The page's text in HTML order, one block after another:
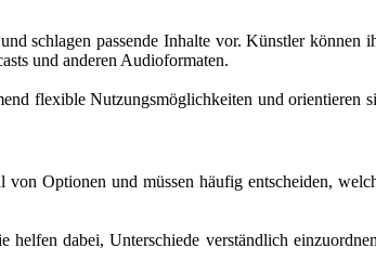
schlagen passende Inhalte vor. Künstler
und anderen Audioformaten.
flexible Nutzungsmöglichkeiten und orientieren
Optionen und müssen häufig entscheiden,
dabei, Unterschiede verständlich